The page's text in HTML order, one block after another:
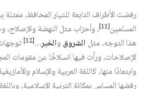
رفضت الأطراف التابعة للتيار المحافظ، ممثلة
المسلمين‏[11]
، وأحزاب مثل النهضة
هذا التوجه، مثل الشروق والخبر…‏
[12]
الإصلاحات، ورأت فيها انسلاخًا عن مقومات
وابتعادًا منها، كاللغة العربية والإسلام